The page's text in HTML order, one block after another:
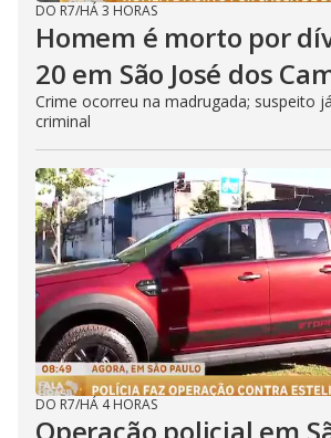
DO R7/HÁ 3 HORAS
Homem é morto por
20 em São José dos
Crime ocorreu na madrugada; suspeito
criminal
DO R7/HÁ 4 HORAS